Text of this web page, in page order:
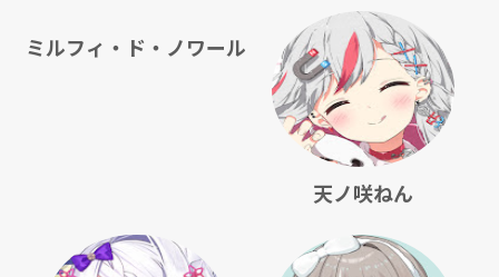
ミルフィ・ド・ノワール
天ノ咲ねん